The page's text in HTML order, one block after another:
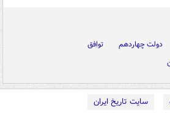
دولت چهاردهم
توافق
سایت تاریخ ایران